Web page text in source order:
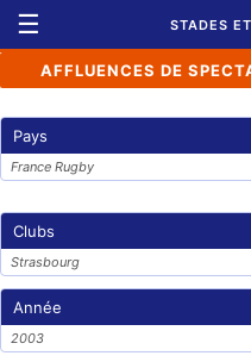
☰ STADES
AFFLUENCES DE
Pays
France Rugby
Clubs
Strasbourg
Année
2003